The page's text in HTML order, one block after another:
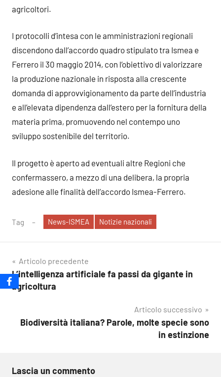
agricoltori.
I protocolli d’intesa con le amministrazioni regionali
discendono dall’accordo quadro stipulato tra Ismea e
Ferrero il 30 maggio 2014, con l’obiettivo di valorizzare
la produzione nazionale in risposta alla crescente
domanda di approvvigionamento da parte dell’industria
e all’elevata dipendenza dall’estero per la fornitura della
materia prima, promuovendo nel contempo uno
sviluppo sostenibile del territorio.
Il progetto è aperto ad eventuali altre Regioni che
confermassero, a mezzo di una delibera, la propria
adesione alle finalità dell’accordo Ismea-Ferrero.
Tag News-ISMEA Notizie nazionali
Navigazione
articoli
Articolo precedente
L’intelligenza artificiale fa passi da gigante in
agricoltura
Articolo successivo
Biodiversità italiana? Parole, molte specie sono
in estinzione
Lascia un commento